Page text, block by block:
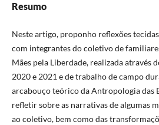
Resumo
Neste artigo, proponho reflexões
com integrantes do coletivo de
Mães pela Liberdade, realizada através
2020 e 2021 e de trabalho de campo
arcabouço teórico da Antropologia das
refletir sobre as narrativas de algumas
ao coletivo, bem como das